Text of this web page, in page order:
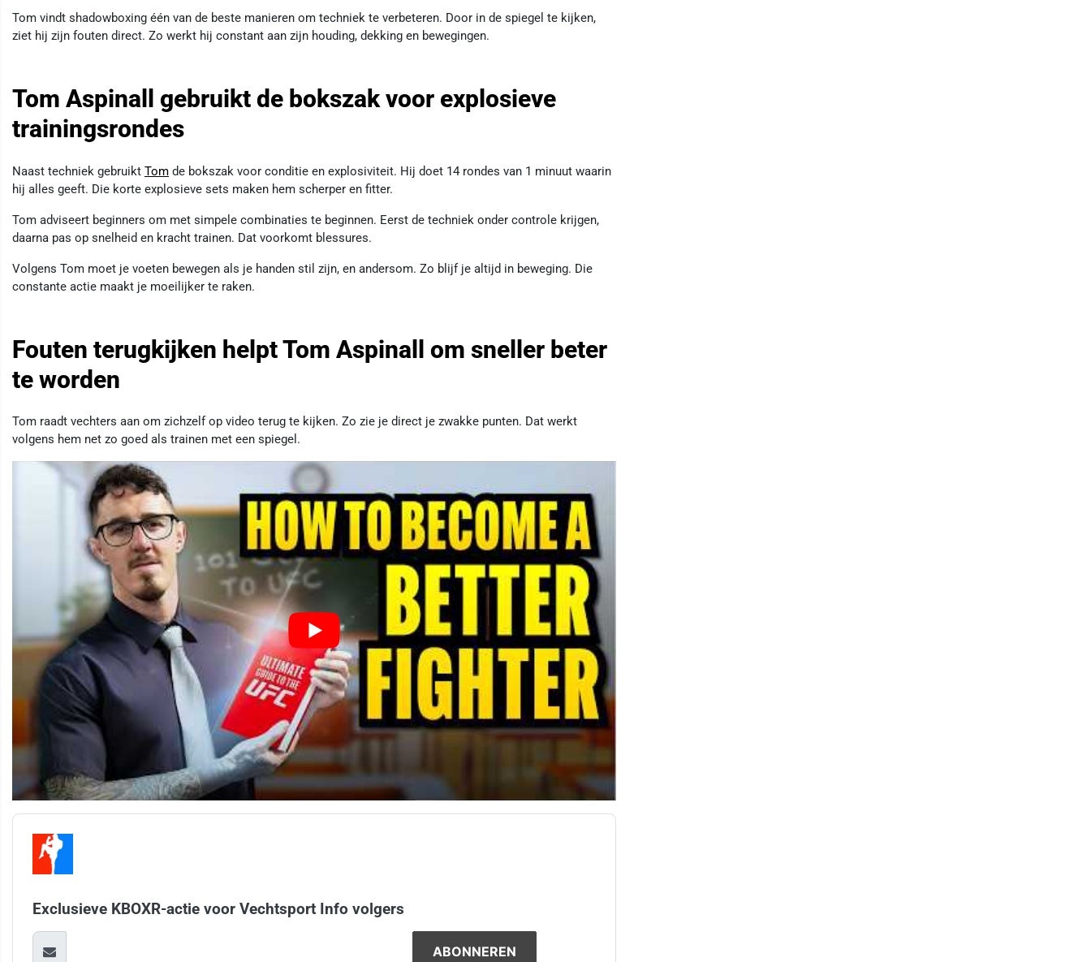
Tom vindt shadowboxing één van de beste manieren om techniek te verbeteren. Door in de spiegel te kijken,
ziet hij zijn fouten direct. Zo werkt hij constant aan zijn houding, dekking en bewegingen.
Tom Aspinall gebruikt de bokszak voor explosieve
trainingsrondes
Naast techniek gebruikt Tom de bokszak voor conditie en explosiviteit. Hij doet 14 rondes van 1 minuut waarin
hij alles geeft. Die korte explosieve sets maken hem scherper en fitter.
Tom adviseert beginners om met simpele combinaties te beginnen. Eerst de techniek onder controle krijgen,
daarna pas op snelheid en kracht trainen. Dat voorkomt blessures.
Volgens Tom moet je voeten bewegen als je handen stil zijn, en andersom. Zo blijf je altijd in beweging. Die
constante actie maakt je moeilijker te raken.
Fouten terugkijken helpt Tom Aspinall om sneller beter
te worden
Tom raadt vechters aan om zichzelf op video terug te kijken. Zo zie je direct je zwakke punten. Dat werkt
volgens hem net zo goed als trainen met een spiegel.
Exclusieve KBOXR-actie voor Vechtsport Info volgers